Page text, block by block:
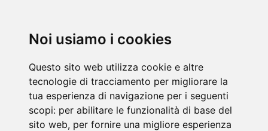
Noi usiamo i cookies
Questo sito web utilizza cookie e altre
tecnologie di tracciamento per migliorare la
tua esperienza di navigazione per i seguenti
scopi: per abilitare le funzionalità di base del
sito web, per fornire una migliore esperienza